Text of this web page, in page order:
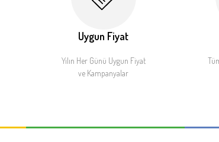
Uygun Fiyat
Yılın Her Günü Uygun Fiyat
ve Kampanyalar